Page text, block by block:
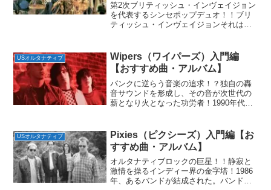
第2次ブリティッシュ・インヴェイジョン
を代表するシンセポップデュオ！！ブリ
ティッシュ・インヴェイジョンそれはイ
するほどの流行になる現象のこと。この
ブリティッシュ・インヴ...
USオルタナティブ
Wipers（ワイパーズ）入門編
【おすすめ曲・アルバム】
パンクに逆らう音楽の追求！？独自の轟
音サウンドを形成し、その音が次世代の
薪となり火となった功労者！1990年代を
しいところの一つ。それは自分が音楽業
界の頂点に立...
USオルタナティブ
Pixies（ピクシーズ）入門編【お
すすめ曲・アルバム】
オルタナティブロックの巨星！！静寂と
激情を操るインディー界の金字塔！1986
年、あるバンドが結成された。バンドの